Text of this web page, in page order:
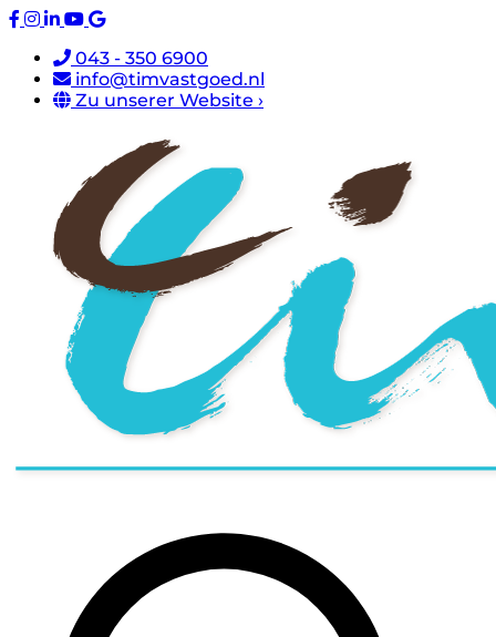
043 - 350 6900
info@timvastgoed.nl
Zu unserer Website ›